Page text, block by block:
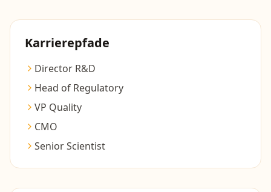
Karrierepfade
Director R&D
Head of Regulatory
VP Quality
CMO
Senior Scientist